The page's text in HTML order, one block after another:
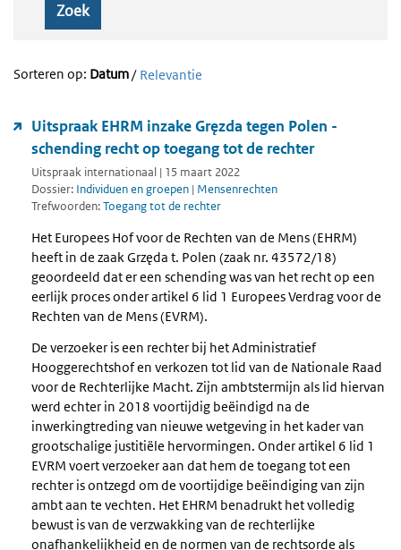
Zoek
Sorteren op: Datum/ Relevantie
Uitspraak EHRM inzake Gręzda tegen Polen -
schending recht op toegang tot de rechter
Uitspraak internationaal | 15 maart 2022
Dossier: Individuen en groepen | Mensenrechten
Trefwoorden:Toegang tot de rechter
Het Europees Hof voor de Rechten van de Mens (EHRM)
heeft in de zaak Grzęda t. Polen (zaak nr. 43572/18)
geoordeeld dat er een schending was van het recht op een
eerlijk proces onder artikel 6 lid 1 Europees Verdrag voor de
Rechten van de Mens (EVRM).
De verzoeker is een rechter bij het Administratief
Hooggerechtshof en verkozen tot lid van de Nationale Raad
voor de Rechterlijke Macht. Zijn ambtstermijn als lid hiervan
werd echter in 2018 voortijdig beëindigd na de
inwerkingtreding van nieuwe wetgeving in het kader van
grootschalige justitiële hervormingen. Onder artikel 6 lid 1
EVRM voert verzoeker aan dat hem de toegang tot een
rechter is ontzegd om de voortijdige beëindiging van zijn
ambt aan te vechten. Het EHRM benadrukt het volledig
bewust is van de verzwakking van de rechterlijke
onafhankelijkheid en de normen van de rechtsorde als